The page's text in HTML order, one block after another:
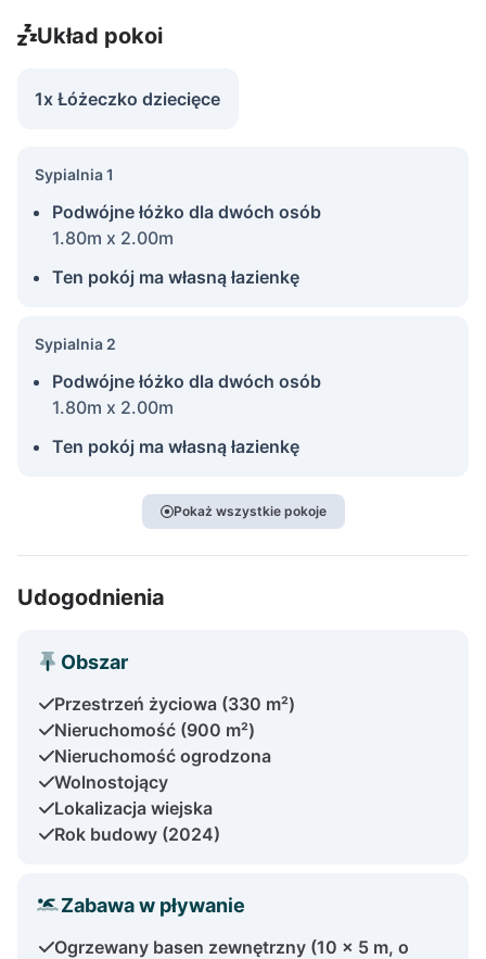
Układ pokoi
1x Łóżeczko dziecięce
Sypialnia 1
Podwójne łóżko dla dwóch osób
1.80m x 2.00m
Ten pokój ma własną łazienkę
Sypialnia 2
Podwójne łóżko dla dwóch osób
1.80m x 2.00m
Ten pokój ma własną łazienkę
Pokaż wszystkie pokoje
Udogodnienia
Obszar
Przestrzeń życiowa (330 m²)
Nieruchomość (900 m²)
Nieruchomość ogrodzona
Wolnostojący
Lokalizacja wiejska
Rok budowy (2024)
Zabawa w pływanie
Ogrzewany basen zewnętrzny (10 x 5 m, o